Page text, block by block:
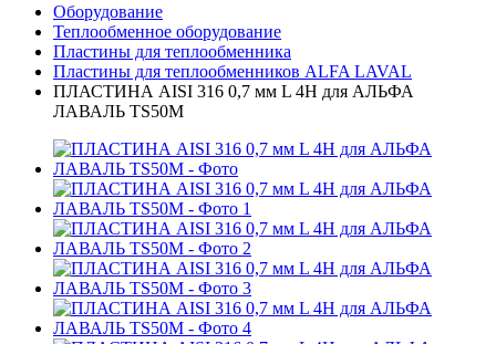
Оборудование
Теплообменное оборудование
Пластины для теплообменника
Пластины для теплообменников ALFA LAVAL
ПЛАСТИНА AISI 316 0,7 мм L 4H для АЛЬФА
ЛАВАЛЬ TS50M